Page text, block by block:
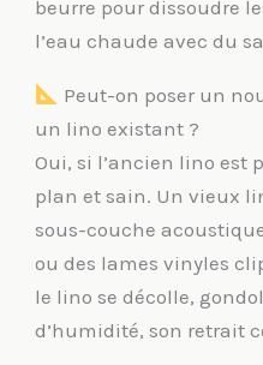
beurre pour dissoudre
l’eau chaude avec du
Peut-on poser un
un lino existant ?
Oui, si l’ancien lino est
plan et sain. Un vieux
sous-couche
ou des lames vinyles
le lino se décolle,
d’humidité, son retrait